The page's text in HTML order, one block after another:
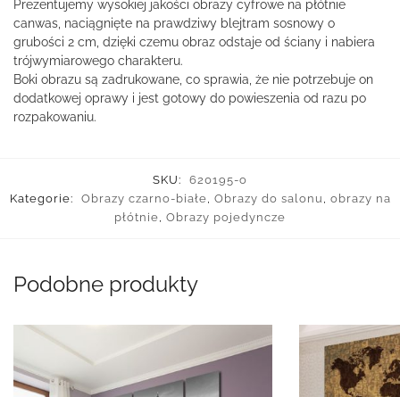
Prezentujemy wysokiej jakości obrazy cyfrowe na płótnie
canwas, naciągnięte na prawdziwy blejtram sosnowy o
grubości 2 cm, dzięki czemu obraz odstaje od ściany i nabiera
trójwymiarowego charakteru.
Boki obrazu są zadrukowane, co sprawia, że nie potrzebuje on
dodatkowej oprawy i jest gotowy do powieszenia od razu po
rozpakowaniu.
SKU:
620195-o
Kategorie:
Obrazy czarno-białe, Obrazy do salonu , obrazy na
płótnie, Obrazy pojedyncze
Podobne produkty